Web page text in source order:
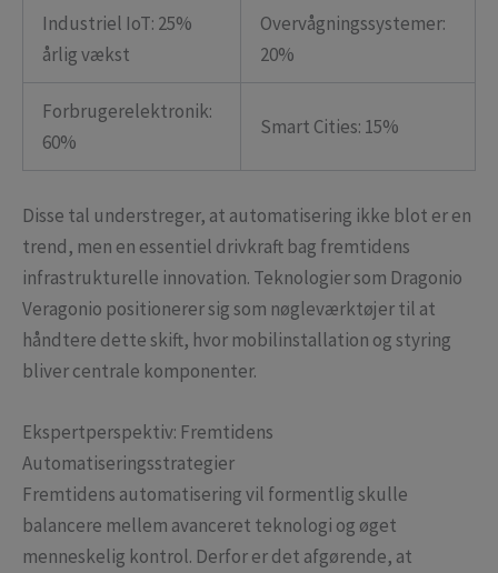
Industriel IoT: 25%
årlig vækst
Overvågningssystemer:
20%
Forbrugerelektronik:
60%
Smart Cities: 15%
Disse tal understreger, at automatisering ikke blot er en
trend, men en essentiel drivkraft bag fremtidens
infrastrukturelle innovation. Teknologier som Dragonio
Veragonio positionerer sig som nøgleværktøjer til at
håndtere dette skift, hvor mobilinstallation og styring
bliver centrale komponenter.
Ekspertperspektiv: Fremtidens
Automatiseringsstrategier
Fremtidens automatisering vil formentlig skulle
balancere mellem avanceret teknologi og øget
menneskelig kontrol. Derfor er det afgørende, at